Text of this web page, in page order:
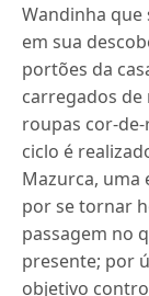
Wandinha que
em sua
portões da
carregados
roupas cor-
ciclo é
Mazurca, uma
por se tornar
passagem no
presente; por
objetivo